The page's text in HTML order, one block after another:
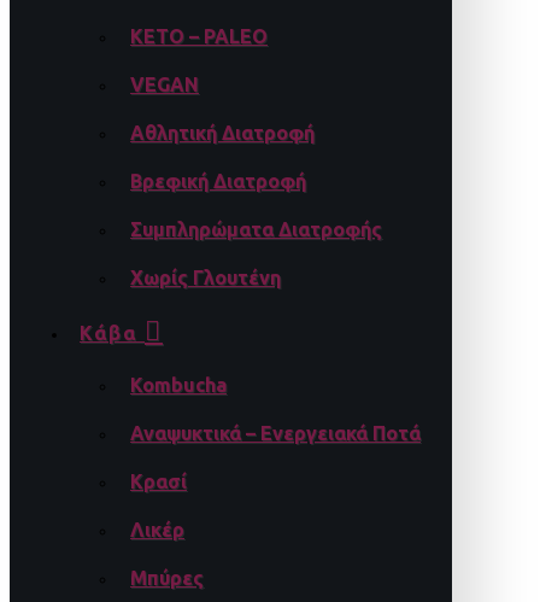
KETO – PALEO
VEGAN
Αθλητική Διατροφή
Βρεφική Διατροφή
Συμπληρώματα Διατροφής
Χωρίς Γλουτένη
Κάβα
Kombucha
Αναψυκτικά – Ενεργειακά Ποτά
Κρασί
Λικέρ
Μπύρες